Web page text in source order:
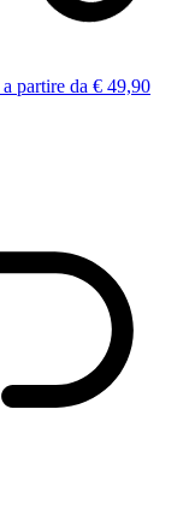
a partire da € 49,90